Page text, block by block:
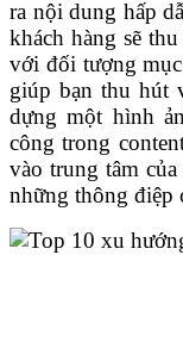
ra nội dung hấp
khách hàng sẽ
với đối tượng
giúp bạn thu hút
dựng một hình
công trong
vào trung tâm
những thông điệp